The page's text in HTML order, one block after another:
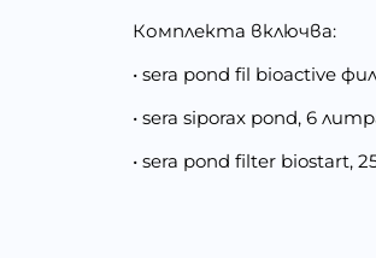
Комплекта включва:
• sera pond fil bioactive
• sera siporax pond, 6
• sera pond filter biostart,